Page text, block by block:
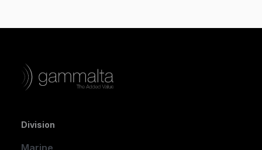
Division
Marine